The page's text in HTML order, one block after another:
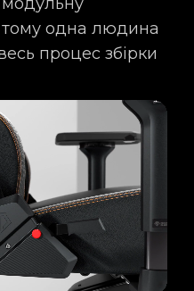
тому одна людина
процес збірки